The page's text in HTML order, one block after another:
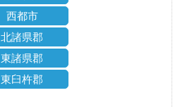
西都市
北諸県郡
東諸県郡
東臼杵郡